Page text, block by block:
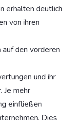
erhalten deutlich
von ihren
den vorderen
und ihr
Je mehr
einfließen
Dies